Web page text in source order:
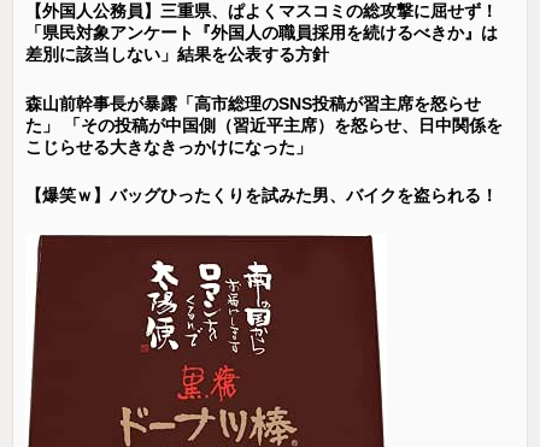
【外国人公務員】三重県、ぱよくマスコミの総攻撃に屈せず！
「県民対象アンケート『外国人の職員採用を続けるべきか』は
差別に該当しない」結果を公表する方針
森山前幹事長が暴露「高市総理のSNS投稿が習主席を怒らせ
た」 「その投稿が中国側（習近平主席）を怒らせ、日中関係を
こじらせる大きなきっかけになった」
【爆笑ｗ】バッグひったくりを試みた男、バイクを盗られる！